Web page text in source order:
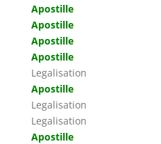
Apostille
Apostille
Apostille
Apostille
Legalisation
Apostille
Legalisation
Legalisation
Apostille